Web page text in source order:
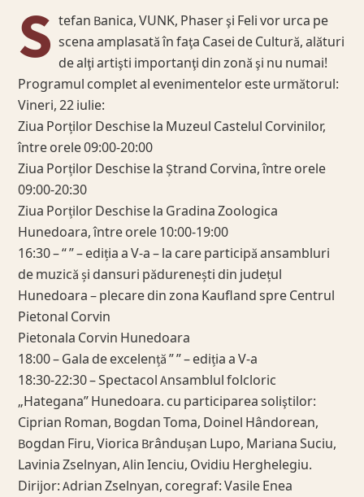
S tefan Banica, VUNK, Phaser şi Feli vor urca pe
scena amplasată în faţa Casei de Cultură, alături
de alţi artişti importanţi din zonă şi nu numai!
Programul complet al evenimentelor este următorul:
Vineri, 22 iulie:
Ziua Porților Deschise la Muzeul Castelul Corvinilor,
între orele 09:00-20:00
Ziua Porților Deschise la Ștrand Corvina, între orele
09:00-20:30
Ziua Porților Deschise la Gradina Zoologica
Hunedoara, între orele 10:00-19:00
16:30 – “ ” – ediția a V-a – la care participă ansambluri
de muzică și dansuri pădurenești din județul
Hunedoara – plecare din zona Kaufland spre Centrul
Pietonal Corvin
Pietonala Corvin Hunedoara
18:00 – Gala de excelență ” ” – ediția a V-a
18:30-22:30 – Spectacol Ansamblul folcloric
„Hategana” Hunedoara. cu participarea soliştilor:
Ciprian Roman, Bogdan Toma, Doinel Hândorean,
Bogdan Firu, Viorica Brândușan Lupo, Mariana Suciu,
Lavinia Zselnyan, Alin Ienciu, Ovidiu Herghelegiu.
Dirijor: Adrian Zselnyan, coregraf: Vasile Enea